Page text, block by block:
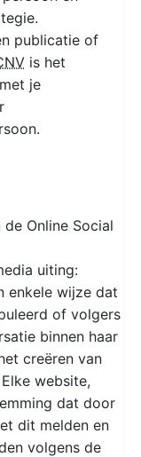
publicatie of
is het
je
de Online Social
uiting:
enkele wijze dat
of volgers
binnen haar
creëren van
website,
dat door
dit melden en
volgens de